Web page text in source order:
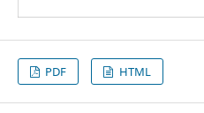
PDF HTML